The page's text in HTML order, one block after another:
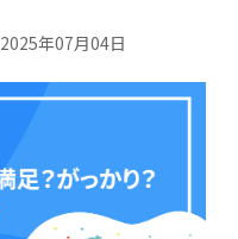
2025年07月04日